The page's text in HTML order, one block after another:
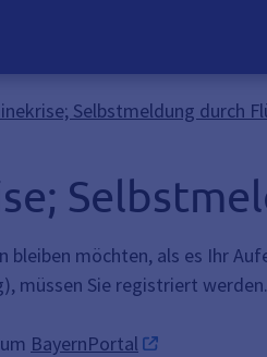
Selbstmeldung durch
bleiben möchten, als es Ihr
müssen Sie registriert werden.
BayernPortal